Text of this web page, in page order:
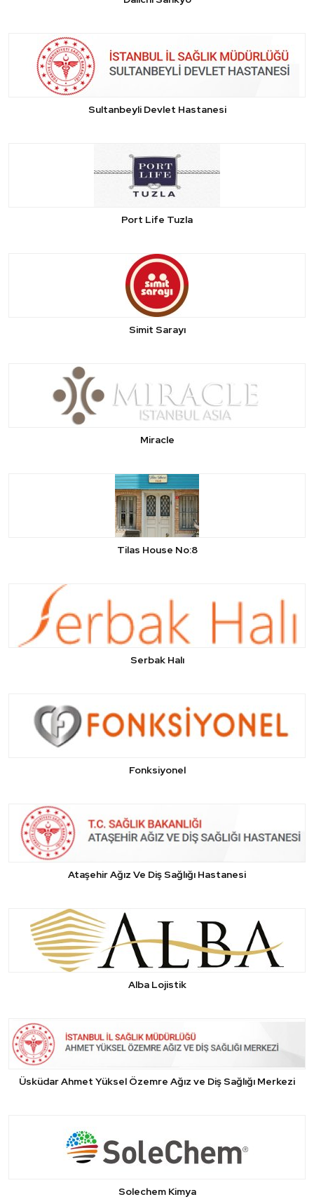
Sultanbeyli Devlet Hastanesi
Port Life Tuzla
Simit Sarayı
Miracle
Tilas House No:8
Serbak Halı
Fonksiyonel
Ataşehir Ağız Ve Diş Sağlığı Hastanesi
Alba Lojistik
Üsküdar Ahmet Yüksel Özemre Ağız ve Diş Sağlığı Merkezi
Solechem Kimya